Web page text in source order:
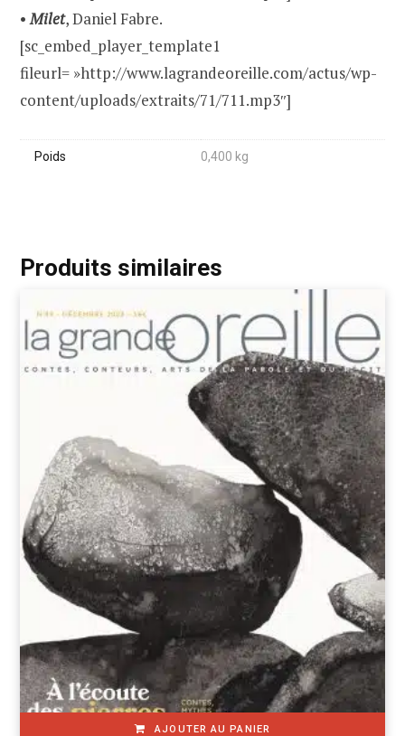
•Milet, Daniel Fabre.
[sc_embed_player_template1
fileurl= »http://www.lagrandeoreille.com/actus/wp-
content/uploads/extraits/71/711.mp3″]
Poids 0,400 kg
Produits similaires
AJOUTER AU PANIER